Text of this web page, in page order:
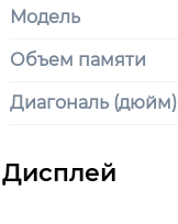
Модель
Объем памяти
Диагональ (дюйм)